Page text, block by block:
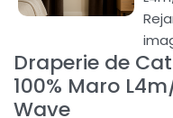
Draperie de
100% Maro
Wave